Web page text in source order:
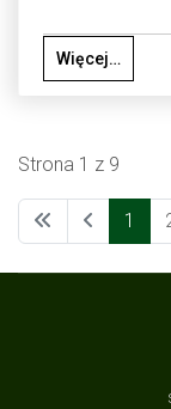
Więcej…
Strona 1 z 9
1